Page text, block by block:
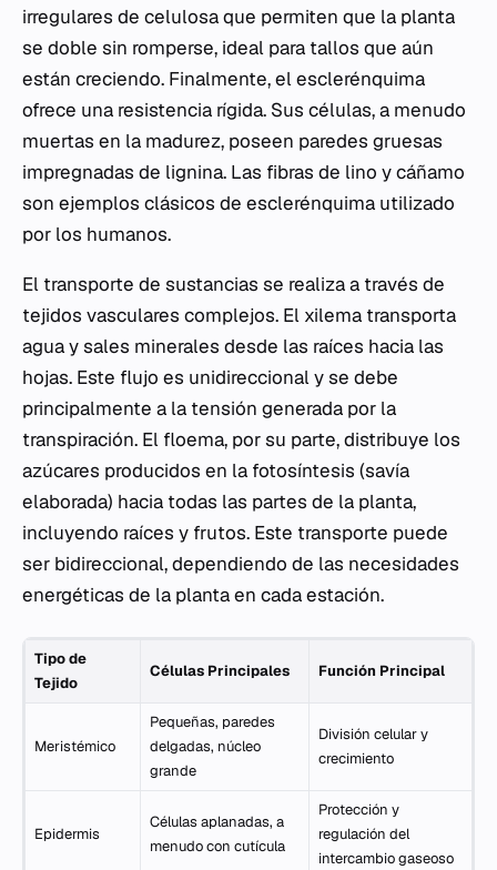
irregulares de celulosa que permiten que la planta
se doble sin romperse, ideal para tallos que aún
están creciendo. Finalmente, el esclerénquima
ofrece una resistencia rígida. Sus células, a menudo
muertas en la madurez, poseen paredes gruesas
impregnadas de lignina. Las fibras de lino y cáñamo
son ejemplos clásicos de esclerénquima utilizado
por los humanos.
El transporte de sustancias se realiza a través de
tejidos vasculares complejos. El xilema transporta
agua y sales minerales desde las raíces hacia las
hojas. Este flujo es unidireccional y se debe
principalmente a la tensión generada por la
transpiración. El floema, por su parte, distribuye los
azúcares producidos en la fotosíntesis (savía
elaborada) hacia todas las partes de la planta,
incluyendo raíces y frutos. Este transporte puede
ser bidireccional, dependiendo de las necesidades
energéticas de la planta en cada estación.
Tipo de
Tejido
Células Principales Función Principal
Meristémico
Pequeñas, paredes
delgadas, núcleo
grande
División celular y
crecimiento
Epidermis
Células aplanadas, a
menudo con cutícula
Protección y
regulación del
intercambio gaseoso